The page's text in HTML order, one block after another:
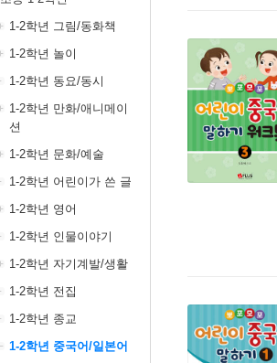
1-2학년 그림/동화책
1-2학년 놀이
1-2학년 동요/동시
1-2학년 만화/애니메이
션
1-2학년 문화/예술
1-2학년 어린이가 쓴 글
1-2학년 영어
1-2학년 인물이야기
1-2학년 자기계발/생활
1-2학년 전집
1-2학년 종교
1-2학년 중국어/일본어